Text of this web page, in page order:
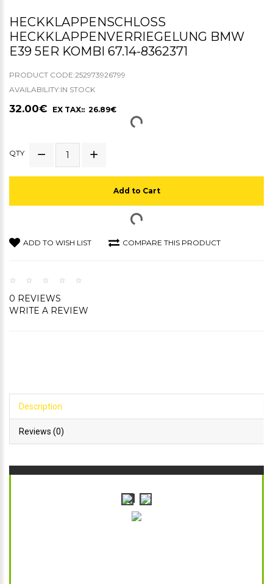
HECKKLAPPENSCHLOSS
HECKKLAPPENVERRIEGELUNG BMW
E39 5ER KOMBI 67.14-8362371
PRODUCT CODE:252973926799
AVAILABILITY:IN STOCK
32.00€ EX TAX:: 26.89€
QTY
Add to Cart
ADD TO WISH LIST COMPARE THIS PRODUCT
0 REVIEWS
WRITE A REVIEW
Description
Reviews (0)